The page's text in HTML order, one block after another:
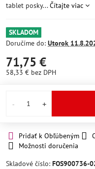
tablet posky...Čítajte viac
SKLADOM
Doručíme do: Utorok
71,75 €
58,33 € bez DPH
Pridať k Obľúbeným
Možnosti doručenia
Skladové číslo: FOS900736-